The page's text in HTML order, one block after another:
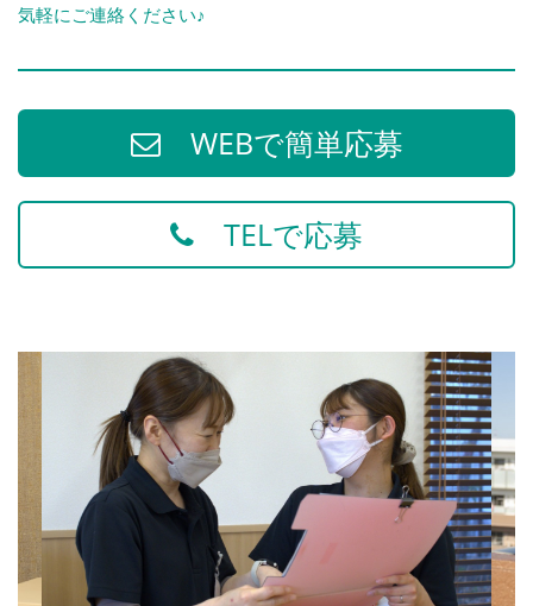
気軽にご連絡ください♪
WEBで簡単応募
TELで応募